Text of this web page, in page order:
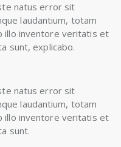
natus error sit
laudantium, totam
illo inventore veritatis et
sunt, explicabo.
natus error sit
laudantium, totam
illo inventore veritatis et
sunt.